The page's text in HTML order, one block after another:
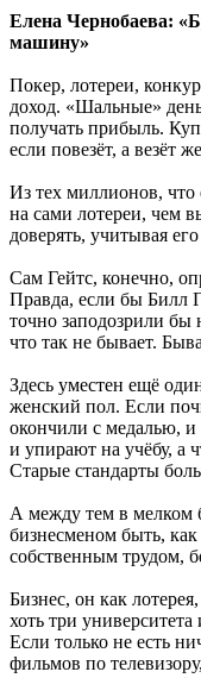
Елена Чернобаева:
машину»
Покер, лотереи,
доход. «Шальные»
получать прибыль.
если повезёт, а везёт
Из тех миллионов, что
на сами лотереи, чем
доверять, учитывая
Сам Гейтс, конечно,
Правда, если бы Билл
точно заподозрили бы
что так не бывает.
Здесь уместен ещё
женский пол. Если
окончили с медалью, и
и упирают на учёбу, а
Старые стандарты
А между тем в мелком
бизнесменом быть,
собственным трудом,
Бизнес, он как
хоть три
Если только не есть
фильмов по